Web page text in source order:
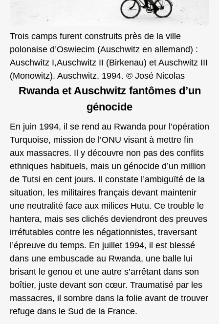
Trois camps furent construits près de la ville
polonaise d’Oswiecim (Auschwitz en allemand) :
Auschwitz I,Auschwitz II (Birkenau) et Auschwitz III
(Monowitz). Auschwitz, 1994. © José Nicolas
Rwanda et Auschwitz fantômes d’un
génocide
En juin 1994, il se rend au Rwanda pour l’opération
Turquoise, mission de l’ONU visant à mettre fin
aux massacres. Il y découvre non pas des conflits
ethniques habituels, mais un génocide d’un million
de Tutsi en cent jours. Il constate l’ambiguïté de la
situation, les militaires français devant maintenir
une neutralité face aux milices Hutu. Ce trouble le
hantera, mais ses clichés deviendront des preuves
irréfutables contre les négationnistes, traversant
l’épreuve du temps. En juillet 1994, il est blessé
dans une embuscade au Rwanda, une balle lui
brisant le genou et une autre s’arrêtant dans son
boîtier, juste devant son cœur. Traumatisé par les
massacres, il sombre dans la folie avant de trouver
refuge dans le Sud de la France.